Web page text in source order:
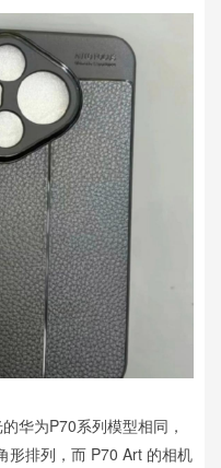
华为P70系列模型相同，
形排列，而 P70 Art 的相机